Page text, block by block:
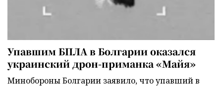
Упавшим БПЛА в Болгарии оказался
украинский дрон-приманка «Майя»
Минобороны Болгарии заявило, что упавший в